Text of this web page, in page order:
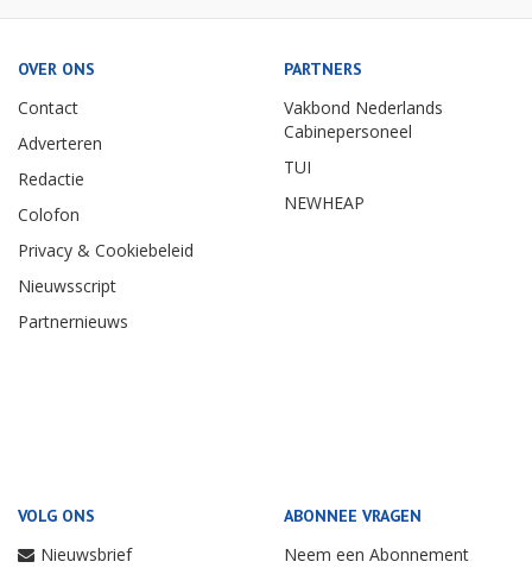
OVER ONS
Contact
Adverteren
Redactie
Colofon
Privacy & Cookiebeleid
Nieuwsscript
Partnernieuws
PARTNERS
Vakbond Nederlands
Cabinepersoneel
TUI
NEWHEAP
VOLG ONS
Nieuwsbrief
ABONNEE VRAGEN
Neem een Abonnement